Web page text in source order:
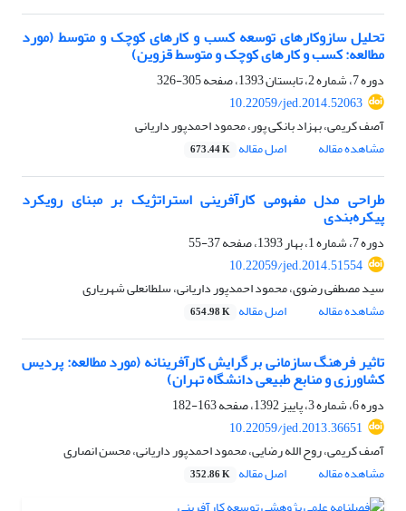
تحلیل سازوکارهای توسعه کسب و کارهای کوچک و متوسط (مورد
مطالعه: کسب و کارهای کوچک و متوسط قزوین)
دوره 7، شماره 2، تابستان 1393، صفحه
305-326
10.22059/jed.2014.52063
آصف کریمی، بهزاد بانکی پور، محمود احمدپور داریانی
مشاهده مقاله
اصل مقاله 673.44 K
طراحی مدل مفهومی کارآفرینی استراتژیک بر مبنای رویکرد
پیکره‌بندی
دوره 7، شماره 1، بهار 1393، صفحه
37-55
10.22059/jed.2014.51554
سید مصطفی رضوی، محمود احمدپور داریانی، سلطانعلی شهریاری
مشاهده مقاله
اصل مقاله 654.98 K
تاثیر فرهنگ سازمانی بر گرایش کارآفرینانه (مورد مطالعه: پردیس
کشاورزی و منابع طبیعی دانشگاه تهران)
دوره 6، شماره 3، پاییز 1392، صفحه
163-182
10.22059/jed.2013.36651
آصف کریمی، روح الله رضایی، محمود احمدپور داریانی، محسن انصاری
مشاهده مقاله
اصل مقاله 352.86 K